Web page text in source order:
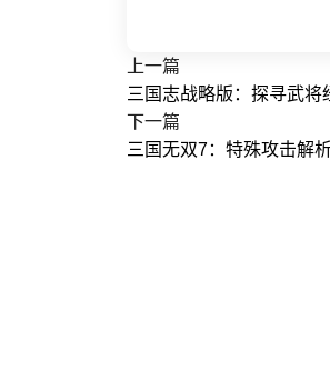
上一篇
三国志战略版：探寻武将
下一篇
三国无双7：特殊攻击解